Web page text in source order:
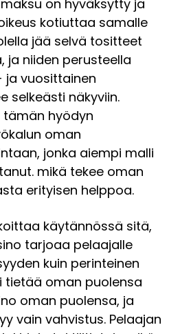
on hyväksytty ja
kotiuttaa samalle
jää selvä tositteet
ja niiden perusteella
ja vuosittainen
selkeästi näkyviin.
tämän hyödyn
oman
jonka aiempi malli
mikä tekee oman
erityisen helppoa.
käytännössä sitä,
tarjoaa pelaajalle
kuin perinteinen
tietää oman puolensa
oman puolensa, ja
vain vahvistus. Pelaajan